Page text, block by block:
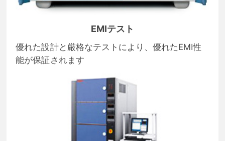
EMIテスト
優れた設計と厳格なテストにより、優れたEMI性
能が保証されます